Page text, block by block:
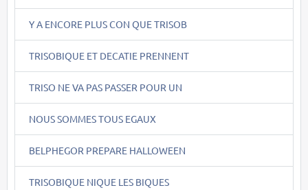
Y A ENCORE PLUS CON QUE TRISOB
TRISOBIQUE ET DECATIE PRENNENT
TRISO NE VA PAS PASSER POUR UN
NOUS SOMMES TOUS EGAUX
BELPHEGOR PREPARE HALLOWEEN
TRISOBIQUE NIQUE LES BIQUES